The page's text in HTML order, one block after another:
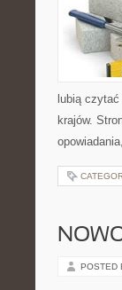
lubią
krajów.
POSTED